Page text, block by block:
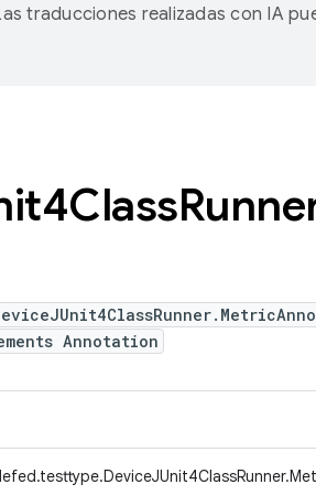
traducciones realizadas con IA
Annotation